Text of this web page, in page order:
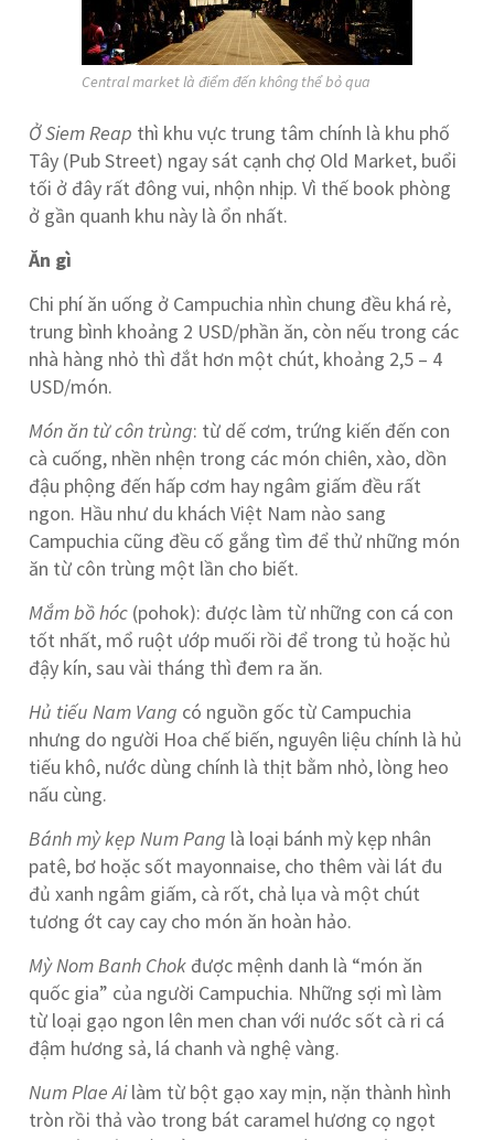
Central market là điểm đến không thể bỏ qua
Ở Siem Reap thì khu vực trung tâm chính là khu phố
Tây (Pub Street) ngay sát cạnh chợ Old Market, buổi
tối ở đây rất đông vui, nhộn nhịp. Vì thế book phòng
ở gần quanh khu này là ổn nhất.
Ăn gì
Chi phí ăn uống ở Campuchia nhìn chung đều khá rẻ,
trung bình khoảng 2 USD/phần ăn, còn nếu trong các
nhà hàng nhỏ thì đắt hơn một chút, khoảng 2,5 – 4
USD/món.
Món ăn từ côn trùng: từ dế cơm, trứng kiến đến con
cà cuống, nhền nhện trong các món chiên, xào, dồn
đậu phộng đến hấp cơm hay ngâm giấm đều rất
ngon. Hầu như du khách Việt Nam nào sang
Campuchia cũng đều cố gắng tìm để thử những món
ăn từ côn trùng một lần cho biết.
Mắm bồ hóc (pohok): được làm từ những con cá con
tốt nhất, mổ ruột ướp muối rồi để trong tủ hoặc hủ
đậy kín, sau vài tháng thì đem ra ăn.
Hủ tiếu Nam Vang có nguồn gốc từ Campuchia
nhưng do người Hoa chế biến, nguyên liệu chính là hủ
tiếu khô, nước dùng chính là thịt bằm nhỏ, lòng heo
nấu cùng.
Bánh mỳ kẹp Num Pang là loại bánh mỳ kẹp nhân
patê, bơ hoặc sốt mayonnaise, cho thêm vài lát đu
đủ xanh ngâm giấm, cà rốt, chả lụa và một chút
tương ớt cay cay cho món ăn hoàn hảo.
Mỳ Nom Banh Chok được mệnh danh là “món ăn
quốc gia” của người Campuchia. Những sợi mì làm
từ loại gạo ngon lên men chan với nước sốt cà ri cá
đậm hương sả, lá chanh và nghệ vàng.
Num Plae Ailàm từ bột gạo xay mịn, nặn thành hình
tròn rồi thả vào trong bát caramel hương cọ ngọt